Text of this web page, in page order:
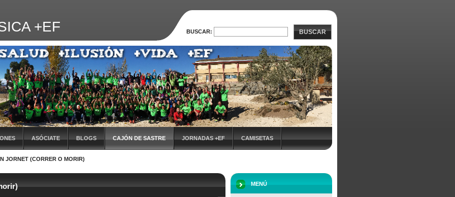
+EF
ASÓCIATE BLOGS CAJÓN DE SASTRE JORNADAS +EF CAMISETAS
VIª JORNADA DE FORMACIÓN
JORNET (CORRER O MORIR)
MENÚ
BUSCAR: BUSCAR